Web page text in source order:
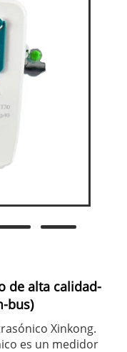
de alta calidad-
bus)
Xinkong.
es un medidor